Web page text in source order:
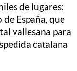
de lugares:
España, que
vallesana para
catalana